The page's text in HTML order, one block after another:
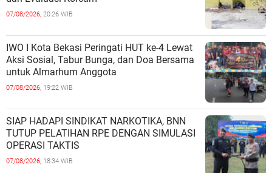
07/08/2026, 20:26 WIB
IWO I Kota Bekasi Peringati HUT ke-4 Lewat
Aksi Sosial, Tabur Bunga, dan Doa Bersama
untuk Almarhum Anggota
07/08/2026, 19:22 WIB
SIAP HADAPI SINDIKAT NARKOTIKA, BNN
TUTUP PELATIHAN RPE DENGAN SIMULASI
OPERASI TAKTIS
07/08/2026, 18:34 WIB